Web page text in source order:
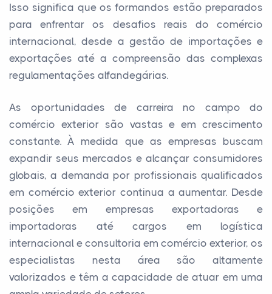
Isso significa que os formandos estão preparados
para enfrentar os desafios reais do comércio
internacional, desde a gestão de importações e
exportações até a compreensão das complexas
regulamentações alfandegárias.
As oportunidades de carreira no campo do
comércio exterior são vastas e em crescimento
constante. À medida que as empresas buscam
expandir seus mercados e alcançar consumidores
globais, a demanda por profissionais qualificados
em comércio exterior continua a aumentar. Desde
posições em empresas exportadoras e
importadoras até cargos em logística
internacional e consultoria em comércio exterior, os
especialistas nesta área são altamente
valorizados e têm a capacidade de atuar em uma